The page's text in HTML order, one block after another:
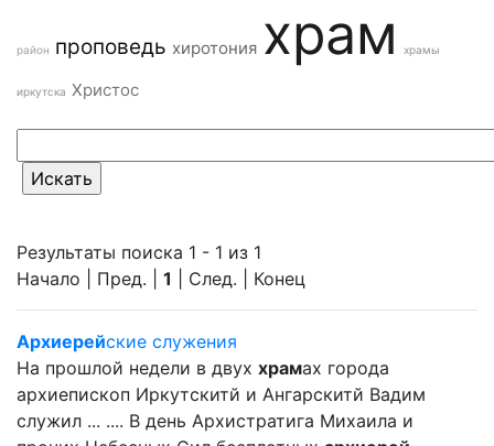
район проповедь хиротония храм храмы
иркутска Христос
Результаты поиска 1 - 1 из 1
Начало | Пред. | 1 | След. | Конец
Архиерейские служения
На прошлой недели в двух храмах города
архиепископ Иркутскитй и Ангарскитй Вадим
служил ... .... В день Архистратига Михаила и